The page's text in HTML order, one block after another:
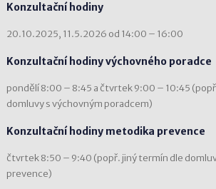
Konzultační hodiny
20.10.2025, 11.5.2026 od 14:00 – 16:00
Konzultační hodiny výchovného poradce
pondělí 8:00 – 8:45 a čtvrtek 9:00 – 10:45
domluvy s výchovným poradcem)
Konzultační hodiny metodika prevence
čtvrtek 8:50 – 9:40 (popř. jiný termín dle
prevence)